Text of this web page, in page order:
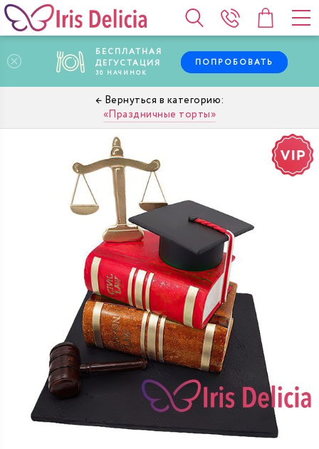
БЕСПЛАТНАЯ
ДЕГУСТАЦИЯ
30 НАЧИНОК
ПОПРОБОВАТЬ
Праздничные торты